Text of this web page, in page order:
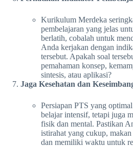
Kurikulum Merdeka
pembelajaran yang jelas
berlatih, cobalah untuk
Anda kerjakan dengan
tersebut. Apakah soal
pemahaman konsep,
sintesis, atau aplikasi?
Jaga Kesehatan dan
Persiapan PTS yang
belajar intensif, tetapi juga
fisik dan mental. Pastikan
istirahat yang cukup,
dan memiliki waktu untuk